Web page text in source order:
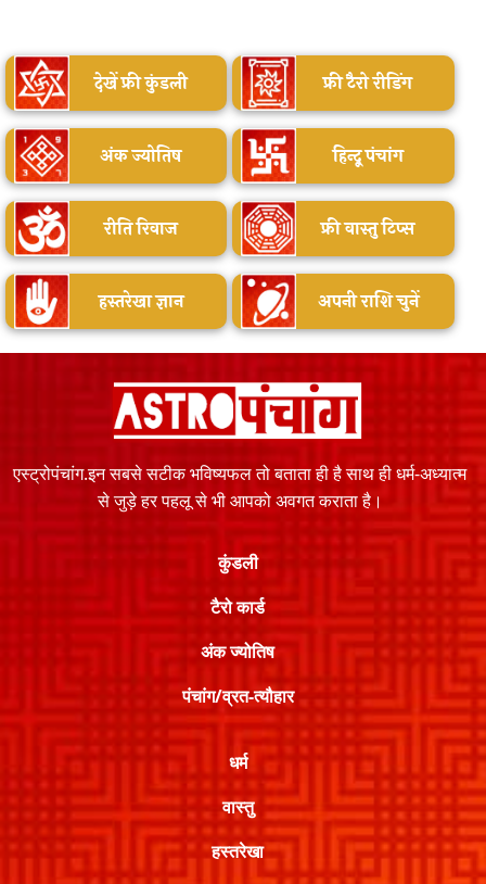
देखें फ्री कुंडली फ्री टैरो रीडिंग
अंक ज्योतिष हिन्दू पंचांग
रीति रिवाज फ्री वास्तु टिप्स
हस्तरेखा ज्ञान अपनी राशि चुनें
एस्ट्रोपंचांग.इन सबसे सटीक भविष्यफल तो बताता ही है साथ ही धर्म-अध्यात्म
से जुड़े हर पहलू से भी आपको अवगत कराता है।
कुंडली
टैरो कार्ड
अंक ज्योतिष
पंचांग/व्रत-त्यौहार
धर्म
वास्तु
हस्तरेखा